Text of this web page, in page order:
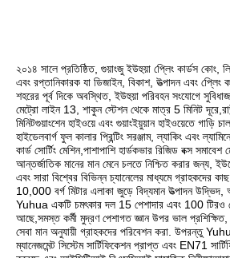
২০১৪ সালে প্রতিষ্ঠিত, গুয়াংজু ইউহুয়া প্লেিং কার্ডস কোং,
এবং রপ্তানিকারক যা ডিজাইন, বিকাশ, উত্পাদন এবং প্লেিং
শহরের পূর্ব দিকে অবস্থিত, ইউহুয়া পরিবহন সংযোগে
মেট্রো লাইন 13, শাকুন স্টেশন থেকে মাত্র 5 মিনিট
মিনিটগুয়াংশেন হাইওয়ে এবং গুয়াংইয়ুয়ান হাইওয়েতে গাড়ি
হাইডেলবার্গ ফুল কালার প্রিন্টিং সরঞ্জাম, ল্যাকিং এবং
কার্ড সোর্টিং মেশিন,পাশাপাশি হার্ডকভার রিজিড বক্স
আন্তর্জাতিক মানের মান মেনে চলতে নিশ্চিত করার জন্য,
এবং সারা বিশ্বের বিভিন্ন চ্যানেলের মাধ্যমে গ্রাহকদের
10,000 বর্গ মিটার এলাকা জুড়ে বিদ্যমান উত্পাদন উদ্ভিদ,
Yuhua একটি চমৎকার দল 15 পেশাদার এবং 100 টিরও
আছে,সমস্ত কর্মী মুদ্রণ পেশাগত জ্ঞান উপর ভাল
সেবা মান অনুযায়ী গ্রাহকদের পরিবেশন করা. উপরন্তু
ম্যানেজমেন্ট সিস্টেম সার্টিফিকেশন প্রাপ্ত এবং EN71